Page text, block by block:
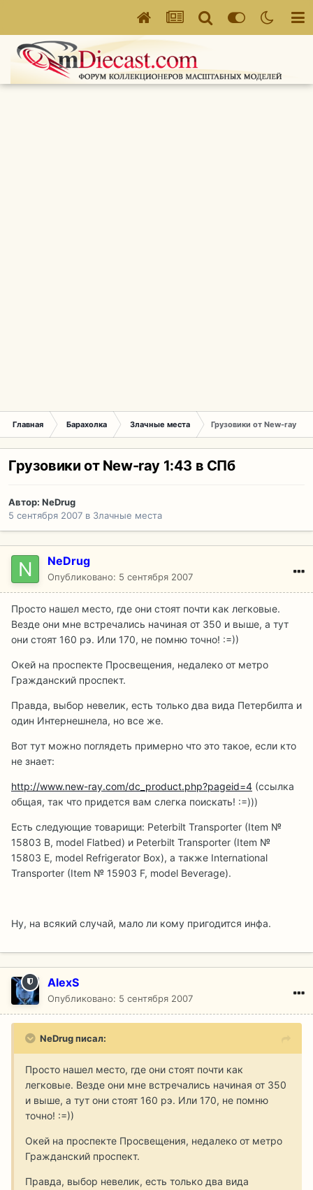
Главная Бaрахолка Злачные места Грузовики от New-ray
Грузовики от New-ray 1:43 в СПб
Автор: NeDrug
5 сентября 2007 в Злачные места
NeDrug
Опубликовано: 5 сентября 2007
Просто нашел место, где они стоят почти как легковые.
Везде они мне встречались начиная от 350 и выше, а тут
они стоят 160 рэ. Или 170, не помню точно! :=))
Окей на проспекте Просвещения, недалеко от метро
Гражданский проспект.
Правда, выбор невелик, есть только два вида Петербилта и
один Интернешнела, но все же.
Вот тут можно поглядеть примерно что это такое, если кто
не знает:
http://www.new-ray.com/dc_product.php?pageid=4 (ссылка
общая, так что придется вам слегка поискать! :=)))
Есть следующие товарищи: Peterbilt Transporter (Item №
15803 B, model Flatbed) и Peterbilt Transporter (Item №
15803 E, model Refrigerator Box), а также International
Transporter (Item № 15903 F, model Beverage).
Ну, на всякий случай, мало ли кому пригодится инфа.
AlexS
Опубликовано: 5 сентября 2007
NeDrug писал:
Просто нашел место, где они стоят почти как
легковые. Везде они мне встречались начиная от 350
и выше, а тут они стоят 160 рэ. Или 170, не помню
точно! :=))
Окей на проспекте Просвещения, недалеко от метро
Гражданский проспект.
Правда, выбор невелик, есть только два вида